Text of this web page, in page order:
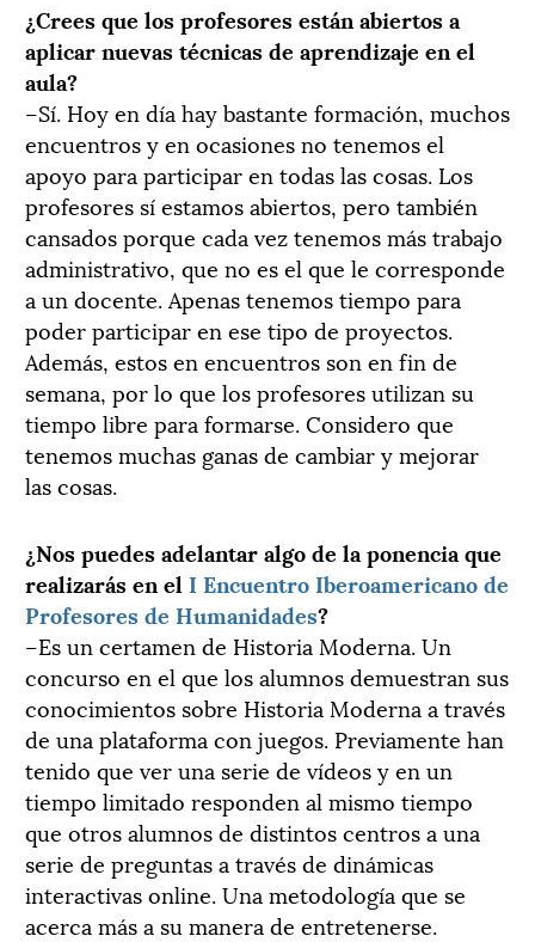
¿Crees que los profesores están abiertos a
aplicar nuevas técnicas de aprendizaje en el
aula?
–Sí. Hoy en día hay bastante formación, muchos
encuentros y en ocasiones no tenemos el
apoyo para participar en todas las cosas. Los
profesores sí estamos abiertos, pero también
cansados porque cada vez tenemos más trabajo
administrativo, que no es el que le corresponde
a un docente. Apenas tenemos tiempo para
poder participar en ese tipo de proyectos.
Además, estos en encuentros son en fin de
semana, por lo que los profesores utilizan su
tiempo libre para formarse. Considero que
tenemos muchas ganas de cambiar y mejorar
las cosas.
¿Nos puedes adelantar algo de la ponencia que
realizarás en el I Encuentro Iberoamericano de
Profesores de Humanidades?
–Es un certamen de Historia Moderna. Un
concurso en el que los alumnos demuestran sus
conocimientos sobre Historia Moderna a través
de una plataforma con juegos. Previamente han
tenido que ver una serie de vídeos y en un
tiempo limitado responden al mismo tiempo
que otros alumnos de distintos centros a una
serie de preguntas a través de dinámicas
interactivas online. Una metodología que se
acerca más a su manera de entretenerse.